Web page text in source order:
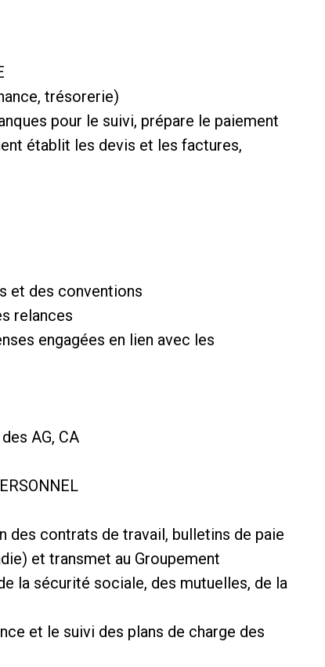
trésorerie)
pour le suivi, prépare le paiement
établit les devis et les factures,
et des conventions
relances
engagées en lien avec les
AG, CA
des contrats de travail, bulletins de paie
et transmet au Groupement
la sécurité sociale, des mutuelles, de la
et le suivi des plans de charge des